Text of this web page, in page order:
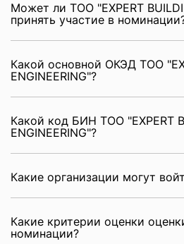
Может ли ТОО "EXPERT
принять участие в
Какой основной ОКЭД ТОО
ENGINEERING"?
Какой код БИН ТОО "EXPERT
ENGINEERING"?
Какие организации могут
Какие критерии оценки
номинации?